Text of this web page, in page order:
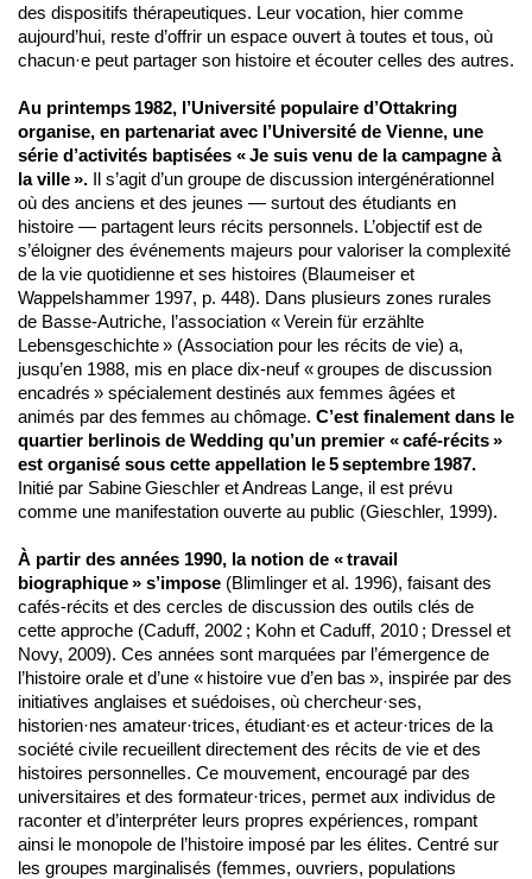
des dispositifs thérapeutiques. Leur vocation, hier comme
aujourd’hui, reste d’offrir un espace ouvert à toutes et tous, où
chacun·e peut partager son histoire et écouter celles des autres.
Au printemps 1982, l’Université populaire d’Ottakring
organise, en partenariat avec l’Université de Vienne, une
série d’activités baptisées « Je suis venu de la campagne à
la ville ». Il s’agit d’un groupe de discussion intergénérationnel
où des anciens et des jeunes — surtout des étudiants en
histoire — partagent leurs récits personnels. L’objectif est de
s’éloigner des événements majeurs pour valoriser la complexité
de la vie quotidienne et ses histoires (Blaumeiser et
Wappelshammer 1997, p. 448). Dans plusieurs zones rurales
de Basse‑Autriche, l’association « Verein für erzählte
Lebensgeschichte » (Association pour les récits de vie) a,
jusqu’en 1988, mis en place dix‑neuf « groupes de discussion
encadrés » spécialement destinés aux femmes âgées et
animés par des femmes au chômage. C’est finalement dans le
quartier berlinois de Wedding qu’un premier « café‑récits »
est organisé sous cette appellation le 5 septembre 1987.
Initié par Sabine Gieschler et Andreas Lange, il est prévu
comme une manifestation ouverte au public (Gieschler, 1999).
À partir des années 1990, la notion de « travail
biographique » s’impose (Blimlinger et al. 1996), faisant des
cafés-récits et des cercles de discussion des outils clés de
cette approche (Caduff, 2002 ; Kohn et Caduff, 2010 ; Dressel et
Novy, 2009). Ces années sont marquées par l’émergence de
l’histoire orale et d’une « histoire vue d’en bas », inspirée par des
initiatives anglaises et suédoises, où chercheur·ses,
historien·nes amateur·trices, étudiant·es et acteur·trices de la
société civile recueillent directement des récits de vie et des
histoires personnelles. Ce mouvement, encouragé par des
universitaires et des formateur·trices, permet aux individus de
raconter et d’interpréter leurs propres expériences, rompant
ainsi le monopole de l’histoire imposé par les élites. Centré sur
les groupes marginalisés (femmes, ouvriers, populations